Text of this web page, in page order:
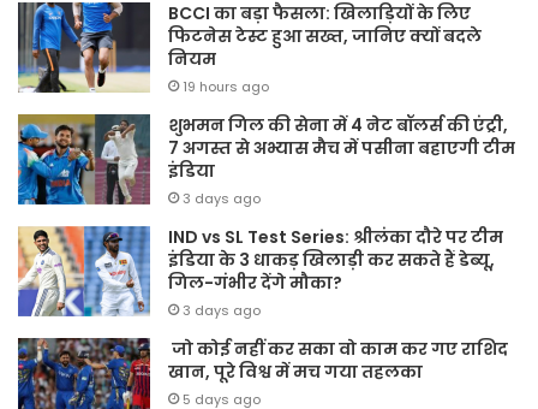
BCCI का बड़ा फैसला: खिलाड़ियों के लिए
फिटनेस टेस्ट हुआ सख्त, जानिए क्यों बदले
नियम
19 hours ago
शुभमन गिल की सेना में 4 नेट बॉलर्स की एंट्री,
7 अगस्त से अभ्यास मैच में पसीना बहाएगी टीम
इंडिया
3 days ago
IND vs SL Test Series: श्रीलंका दौरे पर टीम
इंडिया के 3 धाकड़ खिलाड़ी कर सकते हैं डेब्यू,
गिल-गंभीर देंगे मौका?
3 days ago
जो कोई नहीं कर सका वो काम कर गए राशिद
खान, पूरे विश्व में मच गया तहलका
5 days ago